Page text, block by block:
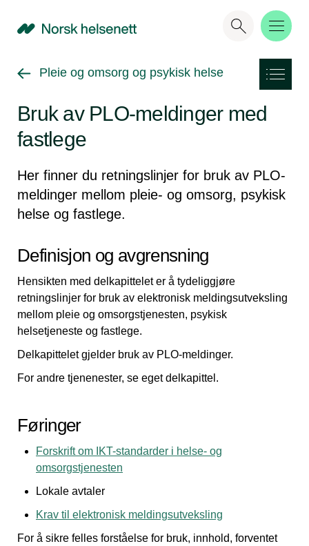
NHN
Gå tilbake til
Pleie og omsorg og psykisk helse
Bruk av PLO-meldinger med
fastlege
Her finner du retningslinjer for bruk av PLO-
meldinger mellom pleie- og omsorg, psykisk
helse og fastlege.
Definisjon og avgrensning
Hensikten med delkapittelet er å tydeliggjøre
retningslinjer for bruk av elektronisk meldingsutveksling
mellom pleie og omsorgstjenesten, psykisk
helsetjeneste og fastlege.
Delkapittelet gjelder bruk av PLO-meldinger.
For andre tjenenester, se eget delkapittel.
Føringer
Forskrift om IKT-standarder i helse- og
omsorgstjenesten
Lokale avtaler
Krav til elektronisk meldingsutveksling
For å sikre felles forståelse for bruk, innhold, forventet